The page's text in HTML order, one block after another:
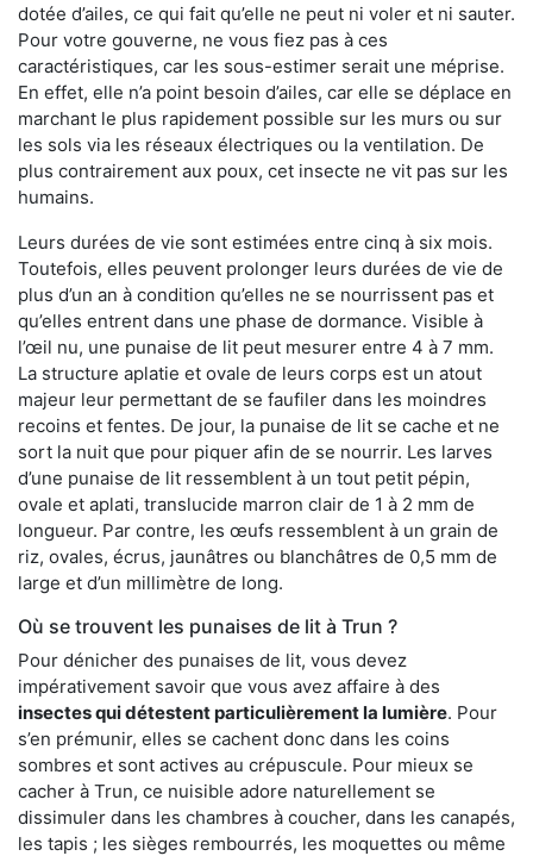
dotée d’ailes, ce qui fait qu’elle ne peut ni voler et ni sauter.
Pour votre gouverne, ne vous fiez pas à ces
caractéristiques, car les sous-estimer serait une méprise.
En effet, elle n’a point besoin d’ailes, car elle se déplace en
marchant le plus rapidement possible sur les murs ou sur
les sols via les réseaux électriques ou la ventilation. De
plus contrairement aux poux, cet insecte ne vit pas sur les
humains.
Leurs durées de vie sont estimées entre cinq à six mois.
Toutefois, elles peuvent prolonger leurs durées de vie de
plus d’un an à condition qu’elles ne se nourrissent pas et
qu’elles entrent dans une phase de dormance. Visible à
l’œil nu, une punaise de lit peut mesurer entre 4 à 7 mm.
La structure aplatie et ovale de leurs corps est un atout
majeur leur permettant de se faufiler dans les moindres
recoins et fentes. De jour, la punaise de lit se cache et ne
sort la nuit que pour piquer afin de se nourrir. Les larves
d’une punaise de lit ressemblent à un tout petit pépin,
ovale et aplati, translucide marron clair de 1 à 2 mm de
longueur. Par contre, les œufs ressemblent à un grain de
riz, ovales, écrus, jaunâtres ou blanchâtres de 0,5 mm de
large et d’un millimètre de long.
Où se trouvent les punaises de lit à Trun ?
Pour dénicher des punaises de lit, vous devez
impérativement savoir que vous avez affaire à des
insectes qui détestent particulièrement la lumière. Pour
s’en prémunir, elles se cachent donc dans les coins
sombres et sont actives au crépuscule. Pour mieux se
cacher à Trun, ce nuisible adore naturellement se
dissimuler dans les chambres à coucher, dans les canapés,
les tapis ; les sièges rembourrés, les moquettes ou même